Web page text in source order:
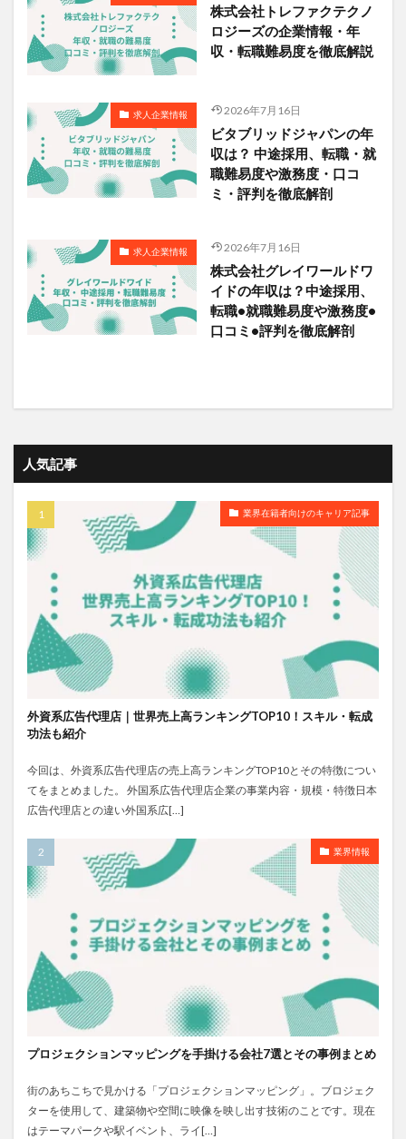
株式会社トレファクテクノ
ロジーズの企業情報・年
収・転職難易度を徹底解説
求人企業情報 2026年7月16日
ビタブリッドジャパンの年
収は？ 中途採用、転職・就
職難易度や激務度・口コ
ミ・評判を徹底解剖
求人企業情報 2026年7月16日
株式会社グレイワールドワ
イドの年収は？中途採用、
転職•就職難易度や激務度•
口コミ•評判を徹底解剖
人気記事
業界在籍者向けのキャリア記事
外資系広告代理店｜世界売上高ランキングTOP10！スキル・転成
功法も紹介
今回は、外資系広告代理店の売上高ランキングTOP10とその特徴につい
てをまとめました。 外国系広告代理店企業の事業内容・規模・特徴日本
広告代理店との違い外国系広[…]
業界情報
プロジェクションマッピングを手掛ける会社7選とその事例まとめ
街のあちこちで見かける「プロジェクションマッピング」。ブロジェク
ターを使用して、建築物や空間に映像を映し出す技術のことです。現在
はテーマパークや駅イベント、ライ[…]